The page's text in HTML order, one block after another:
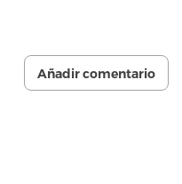
Añadir comentario